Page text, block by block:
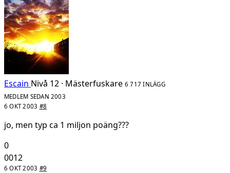
Escain Nivå 12 · Mästerfuskare 6 717 INLÄGG
MEDLEM SEDAN 2003
6 OKT 2003 #8
jo, men typ ca 1 miljon poäng???
0
0012
6 OKT 2003 #9